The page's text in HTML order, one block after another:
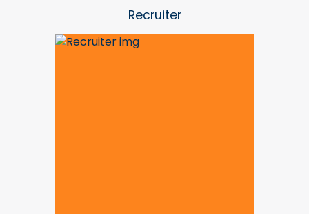
Recruiter